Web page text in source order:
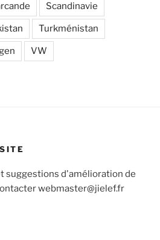
Scandinavie
Turkménistan
VW
suggestions d'amélioration de
webmaster@jielef.fr